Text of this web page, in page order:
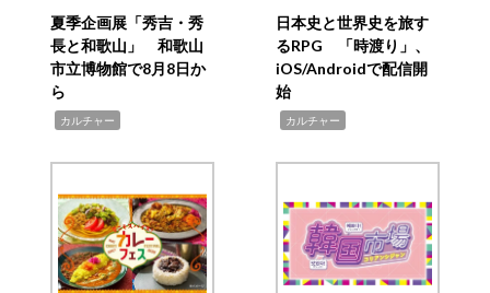
夏季企画展「秀吉・秀
長と和歌山」 和歌山
市立博物館で8月8日か
ら
カルチャー
日本史と世界史を旅す
るRPG 「時渡り」、
iOS/Androidで配信開
始
カルチャー